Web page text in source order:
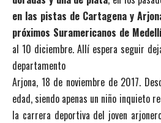
en las pistas de Cartagena y
próximos Suramericanos de
al 10 diciembre. Allí espera seguir
departamento
Arjona, 18 de noviembre de 2017.
edad, siendo apenas un niño inquieto
la carrera deportiva del joven